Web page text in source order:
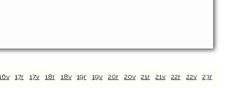
17r 17v 18r 18v 19r 19v 20r 20v 21r 21v 22r 22v 23r